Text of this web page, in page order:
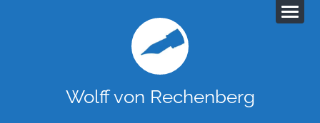
Wolff von Rechenberg